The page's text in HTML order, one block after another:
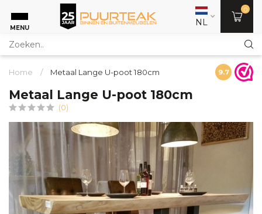
MENU NL
0
Home / Metaal Lange U-poot 180cm 9.7
Metaal Lange U-poot 180cm
(0)